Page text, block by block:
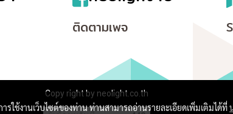
ติดตามเพจ
Copy right by neolight.co.th
ใช้งานเว็บไซต์ของท่าน ท่านสามารถอ่านรายละเอียดเพิ่มเติมได้ที่